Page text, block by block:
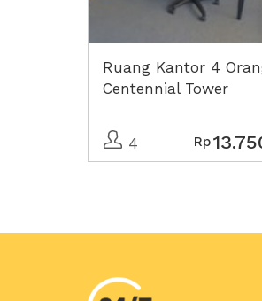
Ruang Kantor 4
Centennial Tower
4 Rp